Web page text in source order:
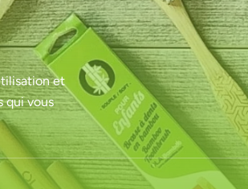
et
qui vous